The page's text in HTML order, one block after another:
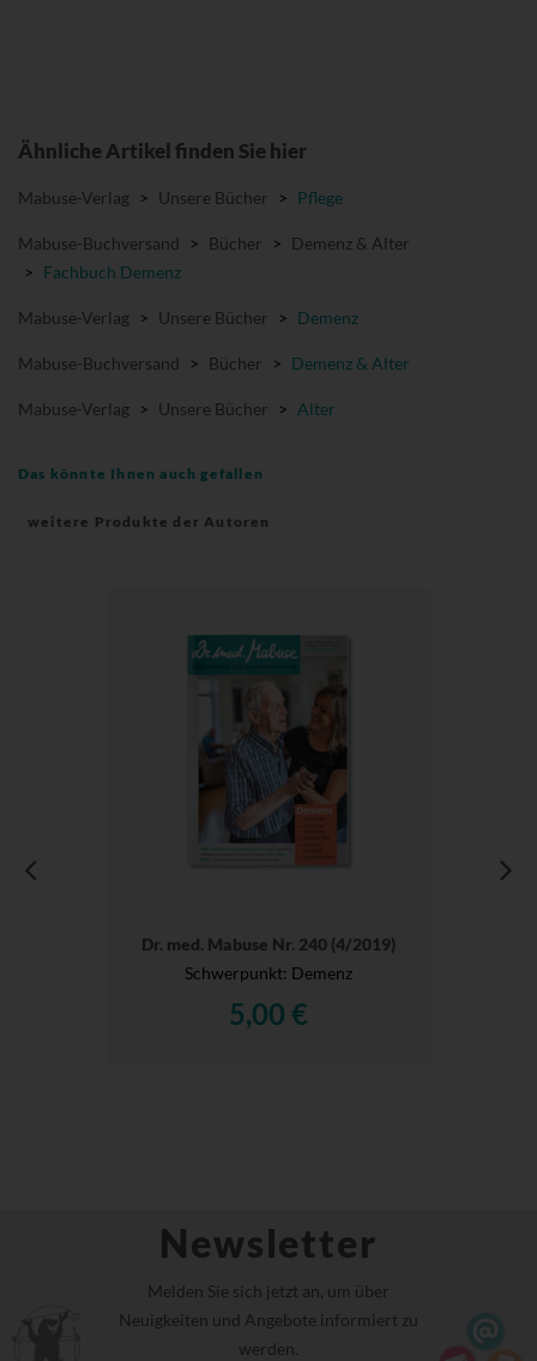
Ähnliche Artikel finden Sie hier
Mabuse-Verlag > Unsere Bücher > Pflege
Mabuse-Buchversand > Bücher > Demenz & Alter
> Fachbuch Demenz
Mabuse-Verlag > Unsere Bücher > Demenz
Mabuse-Buchversand > Bücher > Demenz & Alter
Mabuse-Verlag > Unsere Bücher > Alter
Das könnte Ihnen auch gefallen
weitere Produkte der Autoren
Dr. med. Mabuse Nr. 240 (4/2019)
Schwerpunkt: Demenz
5,00 €
Newsletter
Melden Sie sich jetzt an, um über
Neuigkeiten und Angebote informiert zu
werden.